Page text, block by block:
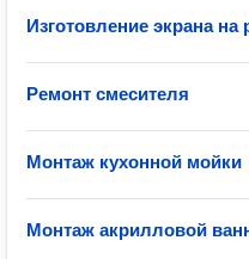
Изготовление экрана на
Ремонт смесителя
Монтаж кухонной мойки
Монтаж акрилловой